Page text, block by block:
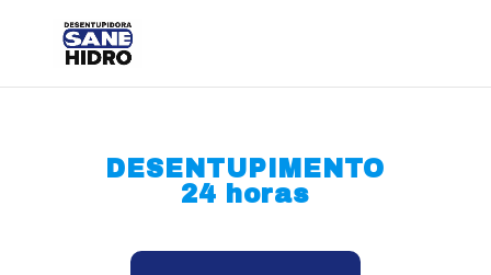
DESENTUPIMENTO
24 horas